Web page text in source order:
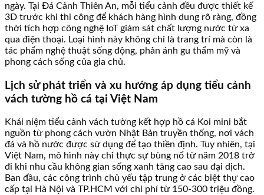
ngày. Tại Đá Cảnh Thiên An, mỗi tiểu cảnh đều được thiết kế
3D trước khi thi công để khách hàng hình dung rõ ràng, đồng
thời tích hợp công nghệ IoT giám sát chất lượng nước từ xa
qua điện thoại. Loại hình này không chỉ là trang trí mà còn là
tác phẩm nghệ thuật sống động, phản ánh gu thẩm mỹ và
phong cách sống của gia chủ.
Lịch sử phát triển và xu hướng áp dụng tiểu cảnh
vách tường hồ cá tại Việt Nam
Khái niệm tiểu cảnh vách tường kết hợp hồ cá Koi mini bắt
nguồn từ phong cách vườn Nhật Bản truyền thống, nơi vách
đá và hồ nước được sử dụng để tạo thiền định. Tuy nhiên, tại
Việt Nam, mô hình này chỉ thực sự bùng nổ từ năm 2018 trở
đi khi nhu cầu không gian sống xanh tăng cao sau đại dịch.
Ban đầu, các công trình chủ yếu tập trung ở các biệt thự cao
cấp tại Hà Nội và TP.HCM với chi phí từ 150-300 triệu đồng.